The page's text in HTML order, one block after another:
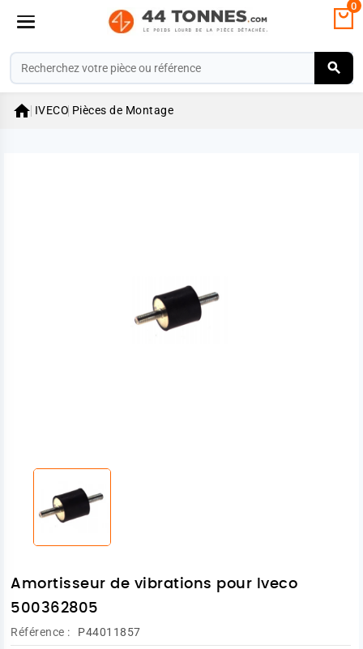
0
 IVECO Pièces de Montage
Amortisseur de vibrations pour Iveco
500362805
Référence : P44011857